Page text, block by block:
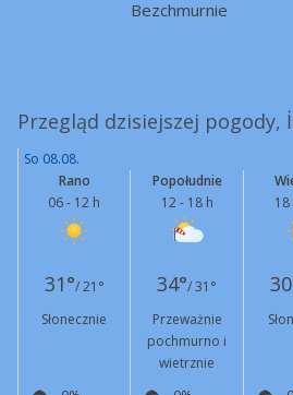
Bezchmurnie
Przegląd dzisiejszej pogody,
So 08.08.
Rano
06 - 12 h
Popołudnie
12 - 18 h
18
31°/ 21° 34°/ 31°
Słonecznie
Przeważnie
pochmurno i
wietrznie